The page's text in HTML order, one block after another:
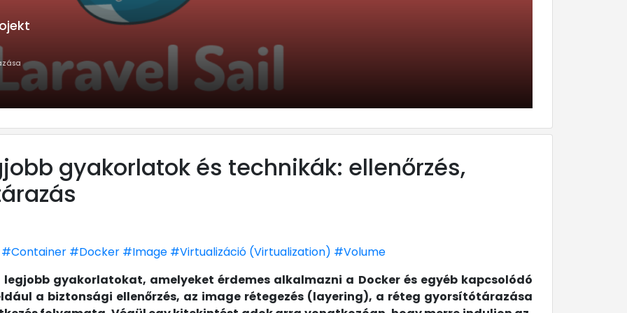
konténerek alkalmazása
gyakorlatok és technikák: ellenőrzés,
#Container #Docker #Image #Virtualizáció (Virtualization) #Volume
legjobb gyakorlatokat, amelyeket érdemes alkalmazni a Docker és egyéb kapcsolódó
a biztonsági ellenőrzés, az image rétegezés (layering), a réteg gyorsítótárazása